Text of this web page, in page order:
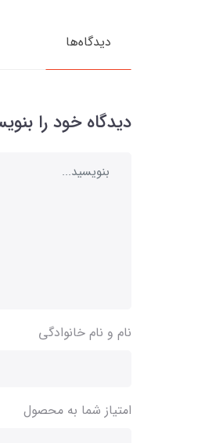
دیدگاه‌ها
دیدگاه خود را
نام و نام خانوادگی
امتیاز شما به محصول